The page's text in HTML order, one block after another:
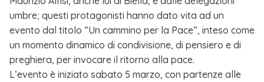
umbre; questi protagonisti hanno dato vita ad un
evento dal titolo “Un cammino per la Pace”, inteso come
un momento dinamico di condivisione, di pensiero e di
preghiera, per invocare il ritorno alla pace.
L’evento è iniziato sabato 5 marzo, con partenze alle